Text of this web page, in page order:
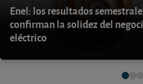
Enel: los resultados
confirman la solidez del
eléctrico